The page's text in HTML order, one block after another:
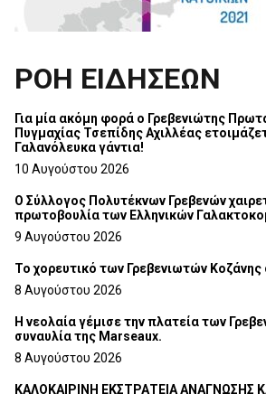
ΡΟΗ ΕΙΔΗΣΕΩΝ
Για μία ακόμη φορά ο Γρεβενιώτης
Πυγμαχίας Τσεπίδης Αχιλλέας
Γαλανόλευκα γάντια!
10 Αυγούστου 2026
Ο Σύλλογος Πολυτέκνων Γρεβενών
πρωτοβουλία των Ελληνικών
9 Αυγούστου 2026
Το χορευτικό των Γρεβενιωτών
8 Αυγούστου 2026
Η νεολαία γέμισε την πλατεία των
συναυλία της Marseaux.
8 Αυγούστου 2026
ΚΑΛΟΚΑΙΡΙΝΗ ΕΚΣΤΡΑΤΕΙΑ ΑΝΑΓΝΩΣΗΣ